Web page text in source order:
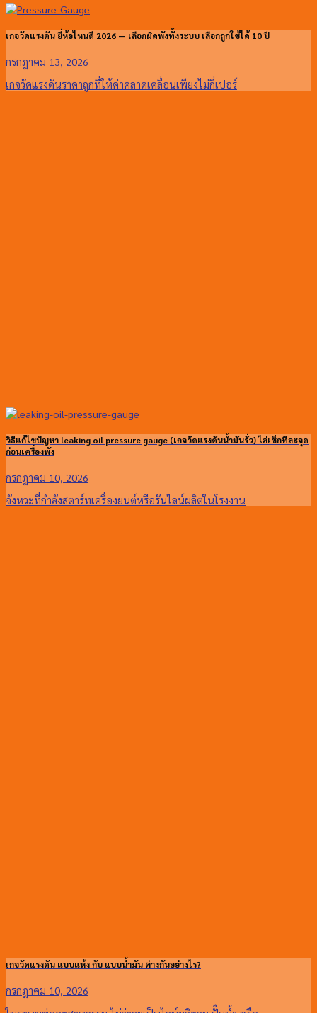
เกจวัดแรงดัน ยี่ห้อไหนดี 2026 — เลือกผิดพังทั้งระบบ เลือกถูกใช้ได้ 10 ปี
กรกฎาคม 13, 2026
เกจวัดแรงดันราคาถูกที่ให้ค่าคลาดเคลื่อนเพียงไม่กี่เปอร์
วิธีแก้ไขปัญหา leaking oil pressure gauge (เกจวัดแรงดันน้ำมันรั่ว) ไล่เช็กทีละจุด
ก่อนเครื่องพัง
กรกฎาคม 10, 2026
จังหวะที่กำลังสตาร์ทเครื่องยนต์หรือรันไลน์ผลิตในโรงงาน